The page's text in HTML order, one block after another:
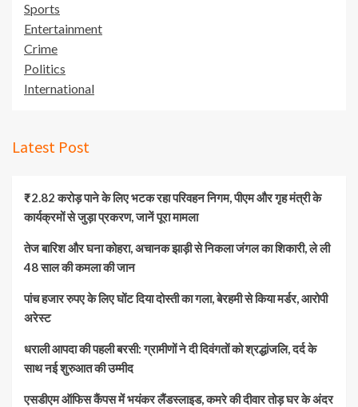
Sports
Entertainment
Crime
Politics
International
Latest Post
₹2.82 करोड़ पाने के लिए भटक रहा परिवहन निगम, पीएम और गृह मंत्री के
कार्यक्रमों से जुड़ा प्रकरण, जानें पूरा मामला
तेज बारिश और घना कोहरा, अचानक झाड़ी से निकला जंगल का शिकारी, ले ली
48 साल की कमला की जान
पांच हजार रुपए के लिए घोंट दिया दोस्ती का गला, बेरहमी से किया मर्डर, आरोपी
अरेस्ट
धराली आपदा की पहली बरसी: ग्रामीणों ने दी दिवंगतों को श्रद्धांजलि, दर्द के
साथ नई शुरुआत की उम्मीद
एसडीएम ऑफिस कैंपस में भयंकर लैंडस्लाइड, कमरे की दीवार तोड़ घर के अंदर